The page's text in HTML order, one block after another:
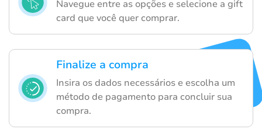
Navegue entre as opções e selecione a gift
card que você quer comprar.
Finalize a compra
Insira os dados necessários e escolha um
método de pagamento para concluir sua
compra.